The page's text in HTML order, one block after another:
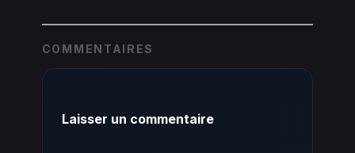
COMMENTAIRES
Laisser un commentaire